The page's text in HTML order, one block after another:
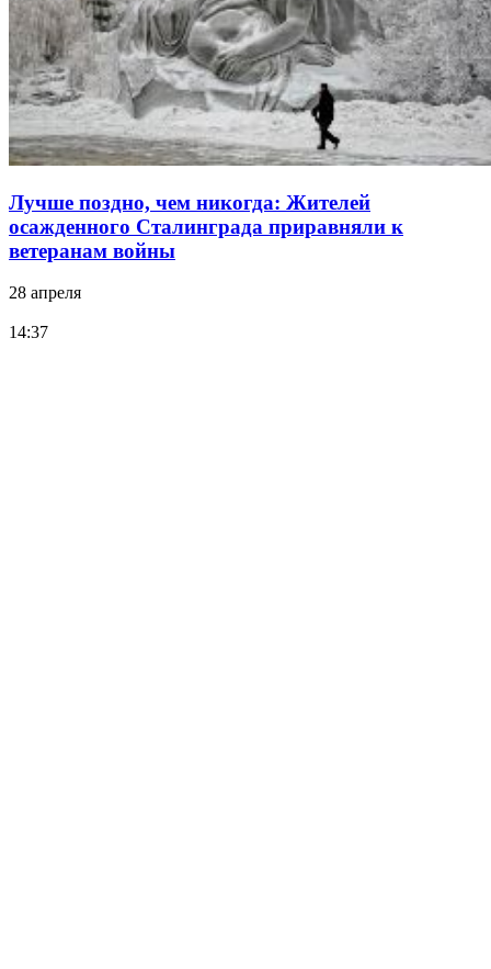
Лучше поздно, чем никогда: Жителей
осажденного Сталинграда приравняли к
ветеранам войны
28 апреля
14:37